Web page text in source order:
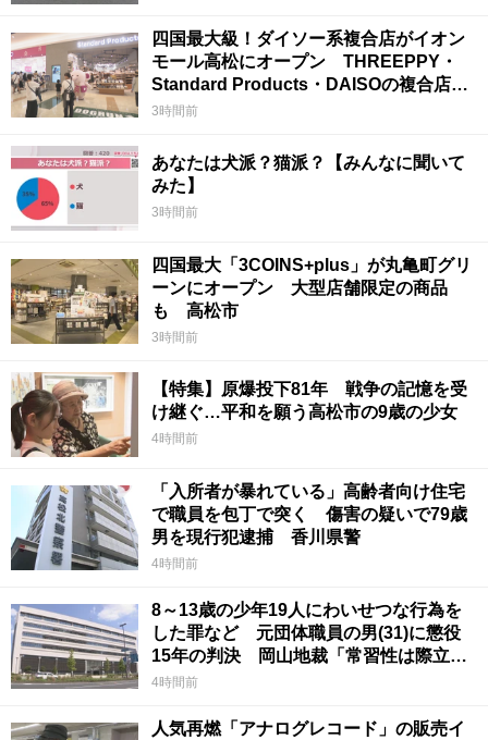
四国最大級！ダイソー系複合店がイオン
モール高松にオープン THREEPPY・
Standard Products・DAISOの複合店は
香川県初
3時間前
あなたは犬派？猫派？【みんなに聞いて
みた】
3時間前
四国最大「3COINS+plus」が丸亀町グリ
ーンにオープン 大型店舗限定の商品
も 高松市
3時間前
【特集】原爆投下81年 戦争の記憶を受
け継ぐ…平和を願う高松市の9歳の少女
4時間前
「入所者が暴れている」高齢者向け住宅
で職員を包丁で突く 傷害の疑いで79歳
男を現行犯逮捕 香川県警
4時間前
8～13歳の少年19人にわいせつな行為を
した罪など 元団体職員の男(31)に懲役
15年の判決 岡山地裁「常習性は際立っ
ていて被害結果も非常に重い」
4時間前
人気再燃「アナログレコード」の販売イ